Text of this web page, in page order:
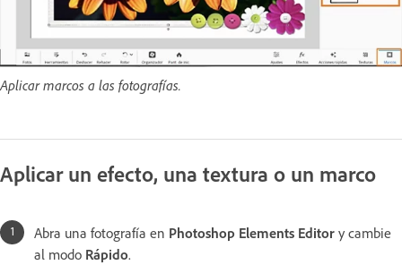
Aplicar marcos a las fotografías.
Aplicar un efecto, una textura o un marco
Abra una fotografía en Photoshop Elements Editor y cambie
al modo Rápido.